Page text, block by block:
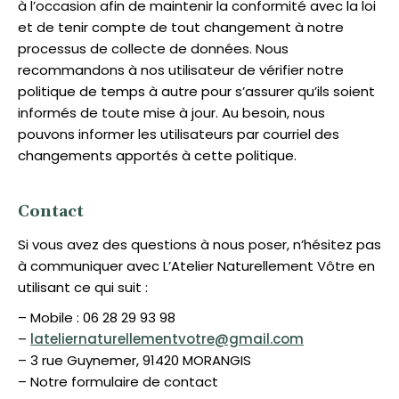
à l’occasion afin de maintenir la conformité avec la loi
et de tenir compte de tout changement à notre
processus de collecte de données. Nous
recommandons à nos utilisateur de vérifier notre
politique de temps à autre pour s’assurer qu’ils soient
informés de toute mise à jour. Au besoin, nous
pouvons informer les utilisateurs par courriel des
changements apportés à cette politique.
Contact
Si vous avez des questions à nous poser, n’hésitez pas
à communiquer avec L’Atelier Naturellement Vôtre en
utilisant ce qui suit :
– Mobile : 06 28 29 93 98
– lateliernaturellementvotre@gmail.com
– 3 rue Guynemer, 91420 MORANGIS
– Notre formulaire de contact